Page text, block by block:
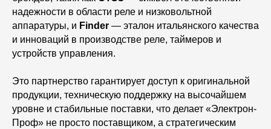
надежности в области реле и низковольтной
аппаратуры, и Finder — эталон итальянского качества
и инноваций в производстве реле, таймеров и
устройств управления.
Это партнерство гарантирует доступ к оригинальной
продукции, техническую поддержку на высочайшем
уровне и стабильные поставки, что делает «Электрон-
Проф» не просто поставщиком, а стратегическим